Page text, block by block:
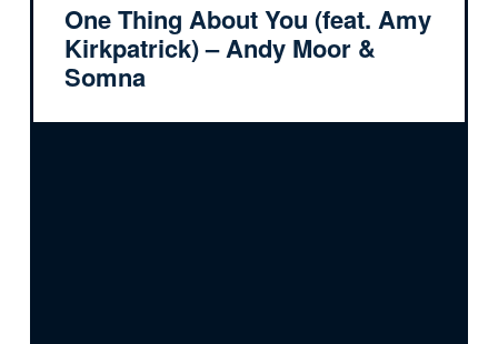
One Thing About You (feat. Amy
Kirkpatrick) – Andy Moor &
Somna